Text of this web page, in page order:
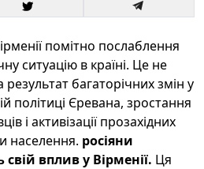
помітно послаблення
ситуацію в країні. Це не
багаторічних змін у
політиці Єревана, зростання
і активізації прозахідних
населення. росіяни
вплив у Вірменії. Ця